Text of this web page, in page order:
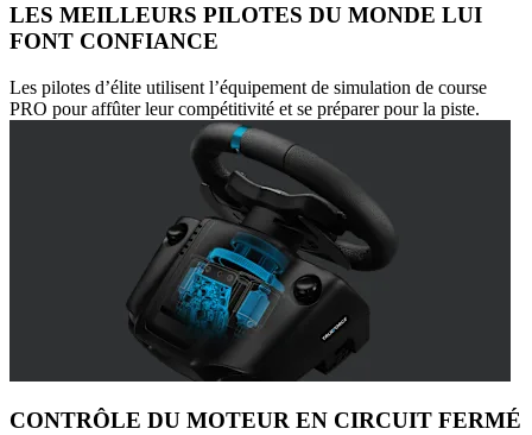
LES MEILLEURS PILOTES DU MONDE LUI
FONT CONFIANCE
Les pilotes d’élite utilisent l’équipement de simulation de course
PRO pour affûter leur compétitivité et se préparer pour la piste.
CONTRÔLE DU MOTEUR EN CIRCUIT FERMÉ